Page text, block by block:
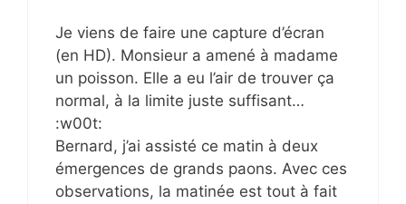
Je viens de faire une capture d’écran
(en HD). Monsieur a amené à madame
un poisson. Elle a eu l’air de trouver ça
normal, à la limite juste suffisant…
:w00t:
Bernard, j’ai assisté ce matin à deux
émergences de grands paons. Avec ces
observations, la matinée est tout à fait